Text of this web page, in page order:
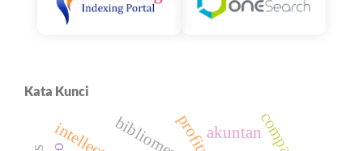
Kata Kunci
akuntan